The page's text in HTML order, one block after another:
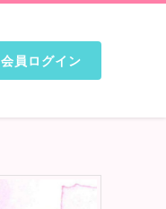
会員ログイン